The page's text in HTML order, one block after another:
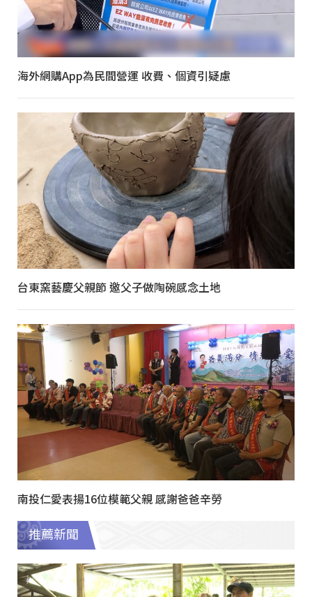
海外網購App為民間營運 收費、個資引疑慮
台東窯藝慶父親節 邀父子做陶碗感念土地
南投仁愛表揚16位模範父親 感謝爸爸辛勞
推薦新聞